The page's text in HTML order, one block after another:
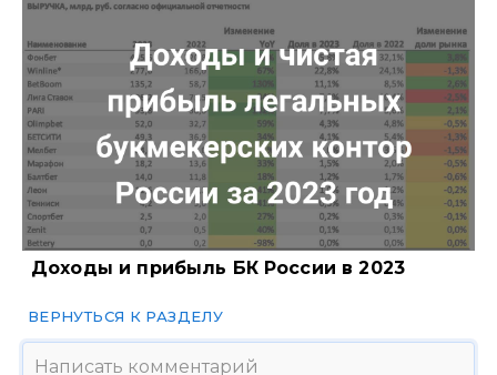
Доходы и прибыль БК России в 2023
ВЕРНУТЬСЯ К РАЗДЕЛУ